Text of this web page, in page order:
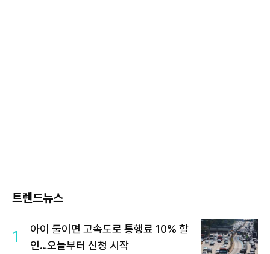
트렌드뉴스
1
아이 둘이면 고속도로 통행료 10% 할
인…오늘부터 신청 시작